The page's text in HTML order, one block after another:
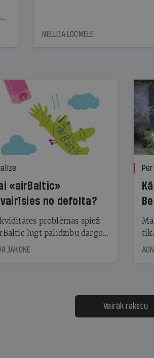
NELLIJA LOČMELE
«airBaltic»
no defolta?
problēmas spiež
lūgt palīdzību dārgo
turētājiem, taču
augstos procentus,
jāpārskaita jau trīs dienas
nākamās sapulces
JAKONE
Vairāk rakstu